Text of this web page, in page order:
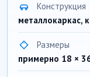
Конструкция
металлокаркас,
Размеры
примерно 18 ×